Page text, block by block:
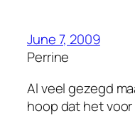
June 7, 2009
Perrine
Al veel gezegd
hoop dat het